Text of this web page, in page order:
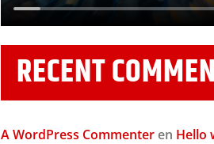
RECENT
A WordPress Commenter en Hello